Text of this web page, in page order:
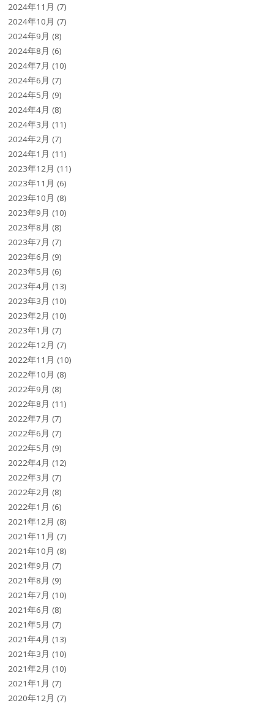
2024年11月 (7)
2024年10月 (7)
2024年9月 (8)
2024年8月 (6)
2024年7月 (10)
2024年6月 (7)
2024年5月 (9)
2024年4月 (8)
2024年3月 (11)
2024年2月 (7)
2024年1月 (11)
2023年12月 (11)
2023年11月 (6)
2023年10月 (8)
2023年9月 (10)
2023年8月 (8)
2023年7月 (7)
2023年6月 (9)
2023年5月 (6)
2023年4月 (13)
2023年3月 (10)
2023年2月 (10)
2023年1月 (7)
2022年12月 (7)
2022年11月 (10)
2022年10月 (8)
2022年9月 (8)
2022年8月 (11)
2022年7月 (7)
2022年6月 (7)
2022年5月 (9)
2022年4月 (12)
2022年3月 (7)
2022年2月 (8)
2022年1月 (6)
2021年12月 (8)
2021年11月 (7)
2021年10月 (8)
2021年9月 (7)
2021年8月 (9)
2021年7月 (10)
2021年6月 (8)
2021年5月 (7)
2021年4月 (13)
2021年3月 (10)
2021年2月 (10)
2021年1月 (7)
2020年12月 (7)